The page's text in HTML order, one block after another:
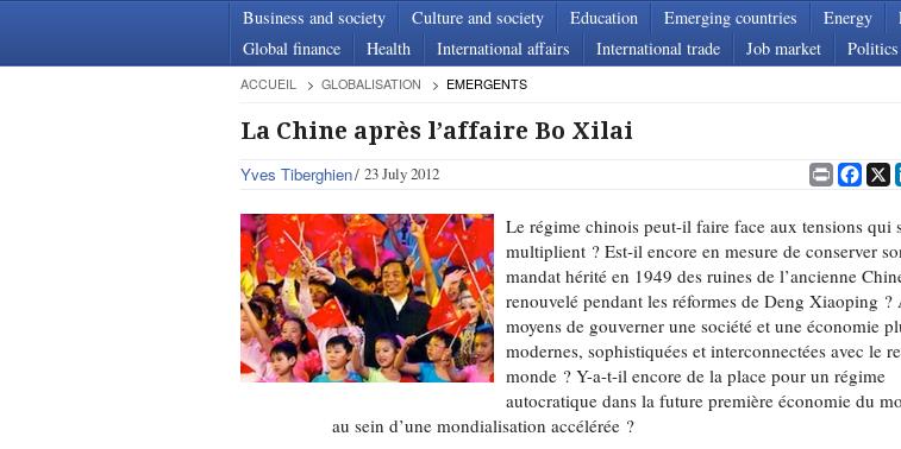
Business and society Culture and society Education Emerging countries Energy
Global finance
Health International affairs International trade Job market Politics
ACCUEIL GLOBALISATION EMERGENTS
La Chine après l’affaire Bo Xilai
Yves Tiberghien 23 July 2012 Print
Le régime chinois peut-il faire face aux tensions qui
multiplient ? Est-il encore en mesure de conserver
mandat hérité en 1949 des ruines de l’ancienne
renouvelé pendant les réformes de Deng Xiaoping
moyens de gouverner une société et une économie
modernes, sophistiquées et interconnectées avec le
monde ? Y-a-t-il encore de la place pour un régime
autocratique dans la future première économie du
au sein d’une mondialisation accélérée ?